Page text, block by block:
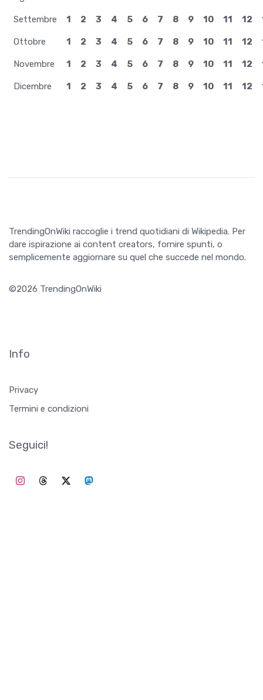
Settembre 1 2 3 4 5 6 7 8 9 10 11 12
Ottobre 1 2 3 4 5 6 7 8 9 10 11 12
Novembre 1 2 3 4 5 6 7 8 9 10 11 12
Dicembre 1 2 3 4 5 6 7 8 9 10 11 12
TrendingOnWiki raccoglie i trend quotidiani di Wikipedia. Per
dare ispirazione ai content creators, fornire spunti, o
semplicemente aggiornare su quel che succede nel mondo.
©2026 TrendingOnWiki
Info
Privacy
Termini e condizioni
Seguici!